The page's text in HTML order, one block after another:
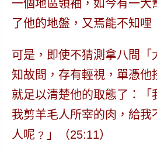
一個地區領袖，如今有一大
了他的地盤，又焉能不知哩
可是，即使不猜測拿八問「
知故問，存有輕視，單憑他
就足以清楚他的取態了：「
我剪羊毛人所宰的肉，給我
人呢﹖」（25:11）